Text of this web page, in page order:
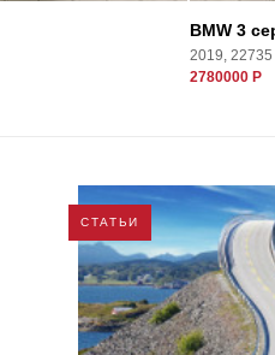
BMW 3
2019, 22735
2780000 Р
СТАТЬИ